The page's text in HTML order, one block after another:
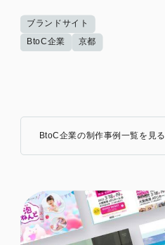
ブランドサイト
BtoC企業
京都
BtoC企業の制作事例一覧を見る